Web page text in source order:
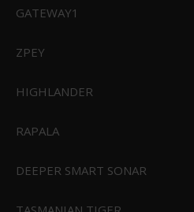
GATEWAY1
ZPEY
HIGHLANDER
RAPALA
DEEPER SMART SONAR